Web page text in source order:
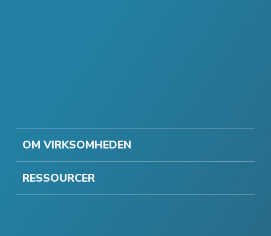
OM VIRKSOMHEDEN
RESSOURCER